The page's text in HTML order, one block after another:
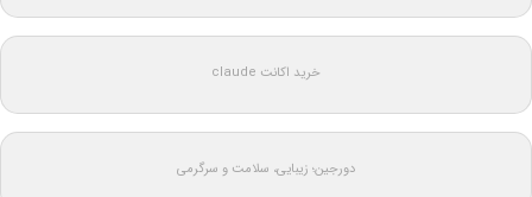
خرید اکانت claude
دورجین؛ زیبایی، سلامت و سرگرمی